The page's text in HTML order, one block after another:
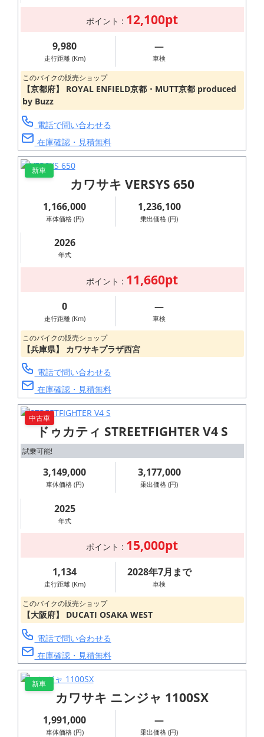
ポイント : 12,100pt
9,980
走行距離 (Km)
―
車検
このバイクの販売ショップ
【京都府】 ROYAL ENFIELD京都・MUTT京都 produced
by Buzz
電話で問い合わせる
在庫確認・見積無料
新車
カワサキ VERSYS 650
1,166,000
車体価格 (円)
1,236,100
乗出価格 (円)
2026
年式
ポイント : 11,660pt
0
走行距離 (Km)
―
車検
このバイクの販売ショップ
【兵庫県】 カワサキプラザ西宮
電話で問い合わせる
在庫確認・見積無料
中古車
ドゥカティ STREETFIGHTER V4 S
試乗可能!
3,149,000
車体価格 (円)
3,177,000
乗出価格 (円)
2025
年式
ポイント : 15,000pt
1,134
走行距離 (Km)
2028年7月まで
車検
このバイクの販売ショップ
【大阪府】 DUCATI OSAKA WEST
電話で問い合わせる
在庫確認・見積無料
新車
カワサキ ニンジャ 1100SX
1,991,000
車体価格 (円)
―
乗出価格 (円)